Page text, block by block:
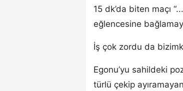
15 dk’da biten maçı
eğlencesine
İş çok zordu da
Egonu’yu sahildeki
türlü çekip